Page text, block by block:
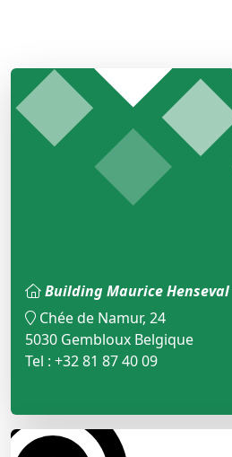
Building Maurice Henseval
Chée de Namur, 24
5030 Gembloux Belgique
Tel : +32 81 87 40 09